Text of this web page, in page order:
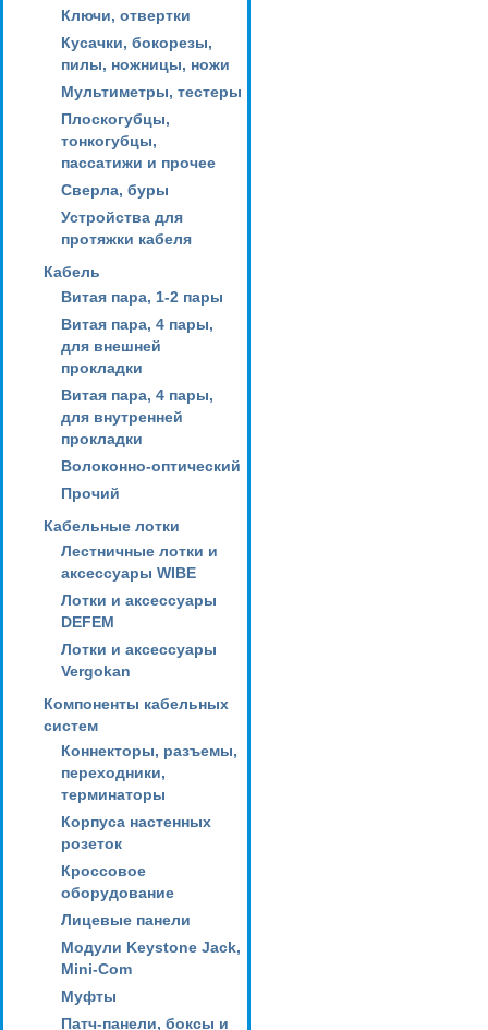
Ключи, отвертки
Кусачки, бокорезы,
пилы, ножницы, ножи
Мультиметры, тестеры
Плоскогубцы,
тонкогубцы,
пассатижи и прочее
Сверла, буры
Устройства для
протяжки кабеля
Кабель
Витая пара, 1-2 пары
Витая пара, 4 пары,
для внешней
прокладки
Витая пара, 4 пары,
для внутренней
прокладки
Волоконно-оптический
Прочий
Кабельные лотки
Лестничные лотки и
аксессуары WIBE
Лотки и аксессуары
DEFEM
Лотки и аксессуары
Vergokan
Компоненты кабельных
систем
Коннекторы, разъемы,
переходники,
терминаторы
Корпуса настенных
розеток
Кроссовое
оборудование
Лицевые панели
Модули Keystone Jack,
Mini-Com
Муфты
Патч-панели, боксы и